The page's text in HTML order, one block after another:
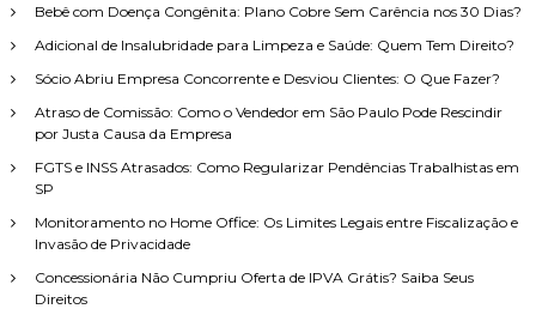
r
p
:
Bebê com Doença Congênita: Plano Cobre Sem Carência nos 30 Dias?
Adicional de Insalubridade para Limpeza e Saúde: Quem Tem Direito?
Sócio Abriu Empresa Concorrente e Desviou Clientes: O Que Fazer?
Atraso de Comissão: Como o Vendedor em São Paulo Pode Rescindir
por Justa Causa da Empresa
FGTS e INSS Atrasados: Como Regularizar Pendências Trabalhistas em
SP
Monitoramento no Home Office: Os Limites Legais entre Fiscalização e
Invasão de Privacidade
Concessionária Não Cumpriu Oferta de IPVA Grátis? Saiba Seus
Direitos